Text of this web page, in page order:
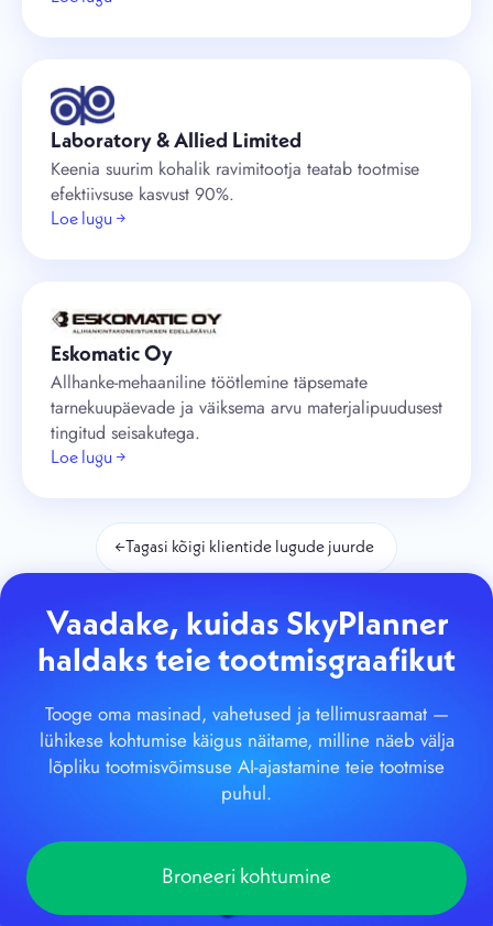
Laboratory & Allied Limited
Keenia suurim kohalik ravimitootja teatab tootmise
efektiivsuse kasvust 90%.
Loe lugu →
Eskomatic Oy
Allhanke-mehaaniline töötlemine täpsemate
tarnekuupäevade ja väiksema arvu materjalipuudusest
tingitud seisakutega.
Loe lugu →
←Tagasi kõigi klientide lugude juurde
Vaadake, kuidas SkyPlanner
haldaks teie tootmisgraafikut
Tooge oma masinad, vahetused ja tellimusraamat —
lühikese kohtumise käigus näitame, milline näeb välja
lõpliku tootmisvõimsuse AI-ajastamine teie tootmise
puhul.
Broneeri kohtumine